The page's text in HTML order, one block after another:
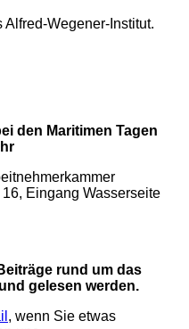
Wegener-Institut.
den Maritimen Tagen
Eingang Wasserseite
rund um das
gelesen werden.
, wenn Sie etwas